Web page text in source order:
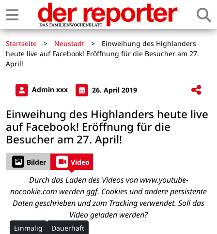
Startseite > Neustadt >
Einweihung des Highlanders
heute live auf Facebook! Eröffnung für die Besucher am 27.
April!
Admin xxx 26. April 2019
Einweihung des Highlanders heute live
auf Facebook! Eröffnung für die
Besucher am 27. April!
Bilder Video
Durch das Laden des Videos von www.youtube-
nocookie.com werden ggf. Cookies und andere persistente
Daten geschrieben und zum Tracking verwendet. Soll das
Video geladen werden?
Einmalig Dauerhaft